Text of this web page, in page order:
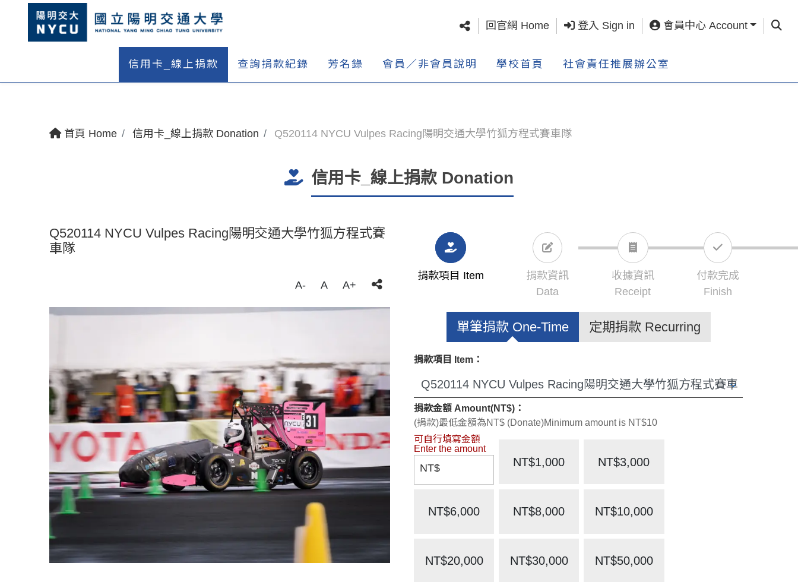
回官網 Home 登入 Sign in 會員中心 Account 查詢
信用卡_線上捐款 查詢捐款紀錄 芳名錄 會員／非會員說明 學校首頁 社會責任推展辦公室
首頁 Home 信用卡_線上捐款 Donation Q520114 NYCU Vulpes Racing陽明交通大學竹狐方程式賽車隊
信用卡_線上捐款 Donation
Q520114 NYCU Vulpes Racing陽明交通大學竹狐方程式賽
車隊
A- A A+
捐款項目 Item
捐款資訊
Data
收據資訊
Receipt
付款完成
Finish
單筆捐款 One-Time 定期捐款 Recurring
捐款項目 Item：
捐款金額 Amount(NT$)：
(捐款)最低金額為NT$ (Donate)Minimum amount is NT$10
NT$ NT$1,000 NT$3,000
NT$6,000 NT$8,000 NT$10,000
NT$20,000 NT$30,000 NT$50,000